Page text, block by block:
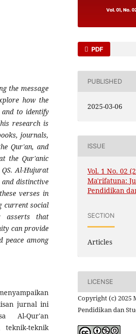
the message
how the
and to identify
research is
journals,
Qur'an, and
the Qur'anic
Al-Hujurat
and distinctive
verses in
current social
asserts that
can provide
peace among
jurnal ini
Al-Qur'an
teknik-teknik
PDF
PUBLISHED
2025-03-06
ISSUE
Vol. 1 No. 02
Ma'rifatuna:
Pendidikan
SECTION
Articles
LICENSE
Copyright (c) 2025
Pendidikan dan